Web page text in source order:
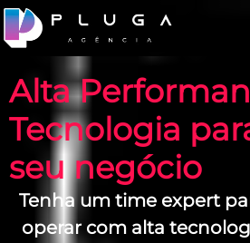
Alta
Tecnologia
seu negócio
Tenha um time expert
operar com alta